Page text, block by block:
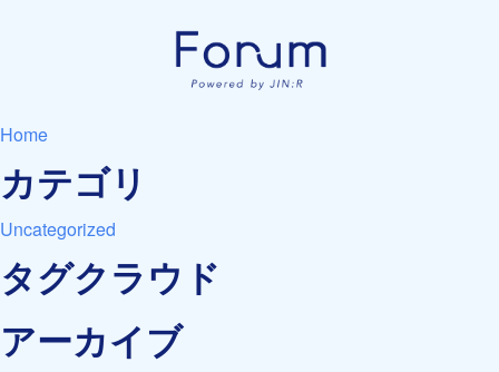
Home
カテゴリ
Uncategorized
タグクラウド
アーカイブ